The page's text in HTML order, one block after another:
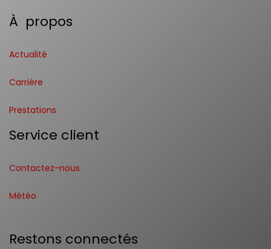
À propos
Actualité
Carrière
Prestations
Service client
Contactez-nous
Météo
Restons connectés